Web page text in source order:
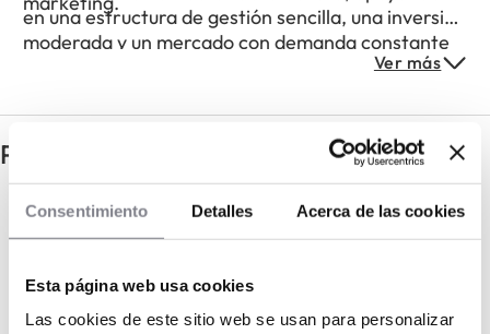
Consentimiento Detalles Acerca de las cookies
Esta página web usa cookies
Las cookies de este sitio web se usan para personalizar
en una estructura de gestión sencilla, una inversión
moderada y un mercado con demanda constante
Ver más
Preguntas frecuentes
el sector de la belleza?
¿Dónde suelen ubicarse los centros Nails
Factory?